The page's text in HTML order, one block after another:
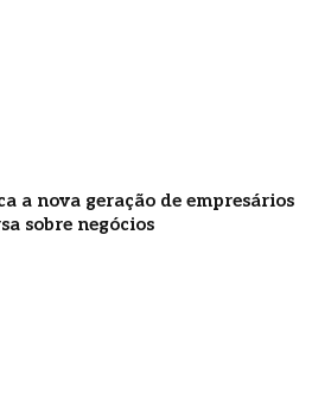
a nova geração de empresários
sobre negócios